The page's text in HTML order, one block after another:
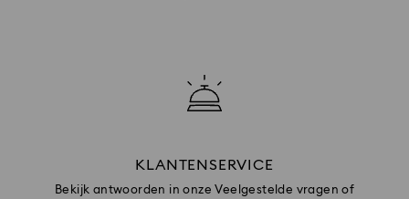
KLANTENSERVICE
Bekijk antwoorden in onze Veelgestelde vragen of